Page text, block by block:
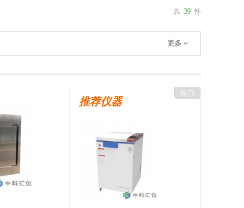
共 39 件
更多
热门
推荐仪器